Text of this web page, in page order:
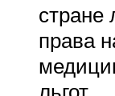
стране
права